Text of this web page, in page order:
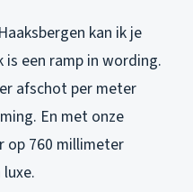
kan ik je
een ramp in wording.
afschot per meter
En met onze
op 760 millimeter